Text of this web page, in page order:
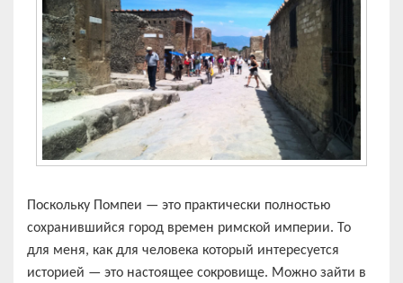
Поскольку Помпеи — это практически полностью
сохранившийся город времен римской империи. То
для меня, как для человека который интересуется
историей — это настоящее сокровище. Можно зайти в